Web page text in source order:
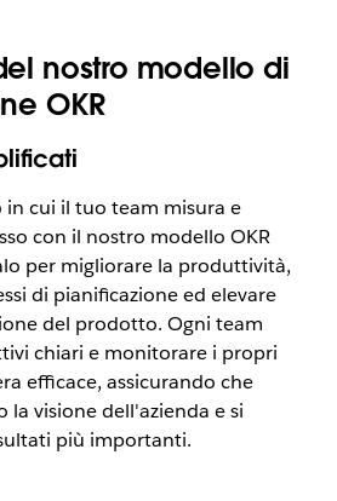
nostro modello di
OKR
in cui il tuo team misura e
con il nostro modello OKR
per migliorare la produttività,
di pianificazione ed elevare
del prodotto. Ogni team
chiari e monitorare i propri
efficace, assicurando che
visione dell'azienda e si
più importanti.